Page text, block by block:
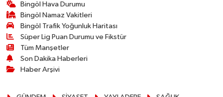
Bingöl Hava Durumu
Bingöl Namaz Vakitleri
Bingöl Trafik Yoğunluk Haritası
Süper Lig Puan Durumu ve Fikstür
Tüm Manşetler
Son Dakika Haberleri
Haber Arşivi